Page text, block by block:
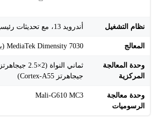
نظام التشغيل أندرويد 13، مع تحديثات رئيسية حتى إصدارين
المعالج MediaTek Dimensity 7030 (بتقنية 6 نانومتر)
وحدة المعالجة
المركزية
جيجاهرتز Cortex-A55)
وحدة معالجة
الرسوميات
Mali-G610 MC3